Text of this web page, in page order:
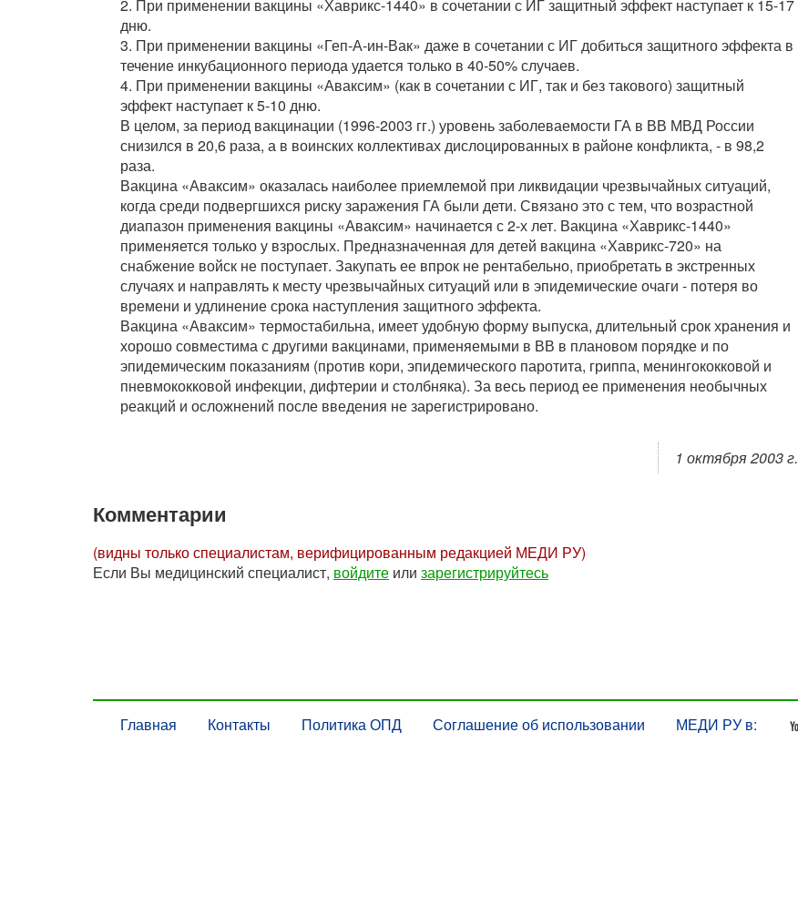
2. При применении вакцины «Хаврикс-1440» в сочетании с ИГ защитный эффект наступает к 15-17
дню.
3. При применении вакцины «Геп-А-ин-Вак» даже в сочетании с ИГ добиться защитного эффекта в
течение инкубационного периода удается только в 40-50% случаев.
4. При применении вакцины «Аваксим» (как в сочетании с ИГ, так и без такового) защитный
эффект наступает к 5-10 дню.
В целом, за период вакцинации (1996-2003 гг.) уровень заболеваемости ГА в ВВ МВД России
снизился в 20,6 раза, а в воинских коллективах дислоцированных в районе конфликта, - в 98,2
раза.
Вакцина «Аваксим» оказалась наиболее приемлемой при ликвидации чрезвычайных ситуаций,
когда среди подвергшихся риску заражения ГА были дети. Связано это с тем, что возрастной
диапазон применения вакцины «Аваксим» начинается с 2-х лет. Вакцина «Хаврикс-1440»
применяется только у взрослых. Предназначенная для детей вакцина «Хаврикс-720» на
снабжение войск не поступает. Закупать ее впрок не рентабельно, приобретать в экстренных
случаях и направлять к месту чрезвычайных ситуаций или в эпидемические очаги - потеря во
времени и удлинение срока наступления защитного эффекта.
Вакцина «Аваксим» термостабильна, имеет удобную форму выпуска, длительный срок хранения и
хорошо совместима с другими вакцинами, применяемыми в ВВ в плановом порядке и по
эпидемическим показаниям (против кори, эпидемического паротита, гриппа, менингококковой и
пневмококковой инфекции, дифтерии и столбняка). За весь период ее применения необычных
реакций и осложнений после введения не зарегистрировано.
1 октября 2003 г.
Комментарии
(видны только специалистам, верифицированным редакцией МЕДИ РУ)
Если Вы медицинский специалист, войдите или зарегистрируйтесь
Главная Контакты Политика ОПД Соглашение об использовании МЕДИ РУ в: